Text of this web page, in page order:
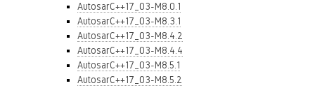
AutosarC++17_03-M8.0.1
AutosarC++17_03-M8.3.1
AutosarC++17_03-M8.4.2
AutosarC++17_03-M8.4.4
AutosarC++17_03-M8.5.1
AutosarC++17_03-M8.5.2